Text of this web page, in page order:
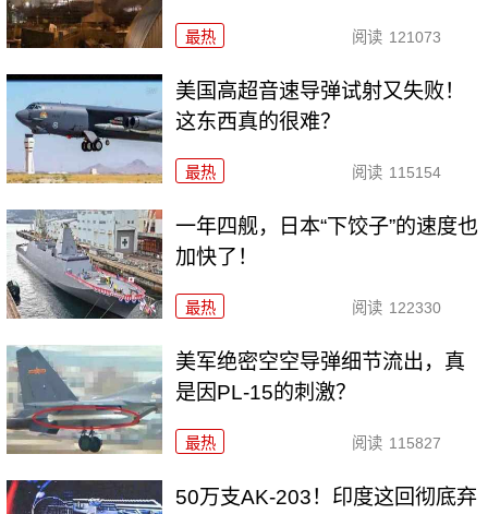
最热 阅读 121073
美国高超音速导弹试射又失败！
这东西真的很难？
最热 阅读 115154
一年四舰，日本“下饺子”的速度也
加快了！
最热 阅读 122330
美军绝密空空导弹细节流出，真
是因PL-15的刺激？
最热 阅读 115827
50万支AK-203！印度这回彻底弃